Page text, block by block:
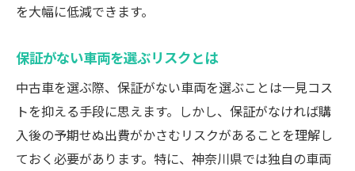
を大幅に低減できます。
保証がない車両を選ぶリスクとは
中古車を選ぶ際、保証がない車両を選ぶことは一見コス
トを抑える手段に思えます。しかし、保証がなければ購
入後の予期せぬ出費がかさむリスクがあることを理解し
ておく必要があります。特に、神奈川県では独自の車両